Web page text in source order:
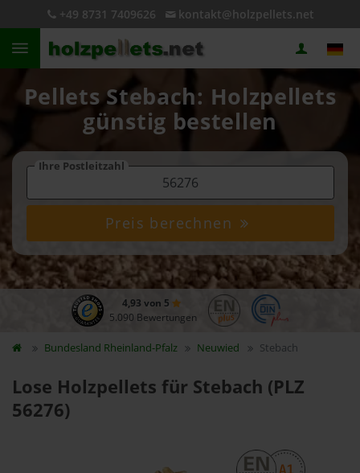
+49 8731 7409626 kontakt@holzpellets.net
Pellets Stebach: Holzpellets
günstig bestellen
Ihre Postleitzahl
Preis berechnen
4,93 von 5
5.090 Bewertungen
Bundesland Rheinland-Pfalz Neuwied Stebach
Lose Holzpellets für Stebach (PLZ
56276)